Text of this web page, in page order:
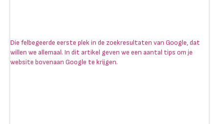
Die felbegeerde eerste plek in de zoekresultaten van Google, dat
willen we allemaal. In dit artikel geven we een aantal tips om je
website bovenaan Google te krijgen.